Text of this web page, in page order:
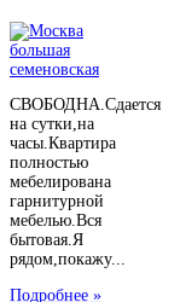
СВОБОДНА.Сдается
на сутки,на
часы.Квартира
полностью
мебелирована
гарнитурной
мебелью.Вся
бытовая.Я
рядом,покажу...
Подробнее »